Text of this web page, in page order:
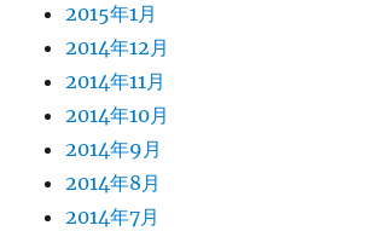
2015年1月
2014年12月
2014年11月
2014年10月
2014年9月
2014年8月
2014年7月